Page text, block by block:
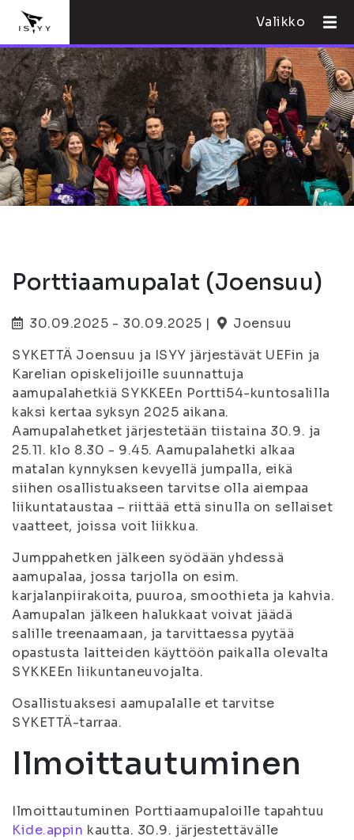
Valikko
Porttiaamupalat (Joensuu)
30.09.2025 - 30.09.2025 |
Joensuu
SYKETTÄ Joensuu ja ISYY järjestävät UEFin ja
Karelian opiskelijoille suunnattuja
aamupalahetkiä SYKKEEn Portti54-kuntosalilla
kaksi kertaa syksyn 2025 aikana.
Aamupalahetket järjestetään tiistaina 30.9. ja
25.11. klo 8.30 - 9.45. Aamupalahetki alkaa
matalan kynnyksen kevyellä jumpalla, eikä
siihen osallistuakseen tarvitse olla aiempaa
liikuntataustaa – riittää että sinulla on sellaiset
vaatteet, joissa voit liikkua.
Jumppahetken jälkeen syödään yhdessä
aamupalaa, jossa tarjolla on esim.
karjalanpiirakoita, puuroa, smoothieta ja kahvia.
Aamupalan jälkeen halukkaat voivat jäädä
salille treenaamaan, ja tarvittaessa pyytää
opastusta laitteiden käyttöön paikalla olevalta
SYKKEEn liikuntaneuvojalta.
Osallistuaksesi aamupalalle et tarvitse
SYKETTÄ-tarraa.
Ilmoittautuminen
Ilmoittautuminen Porttiaamupaloille tapahtuu
Kide.appin kautta. 30.9. järjestettävälle